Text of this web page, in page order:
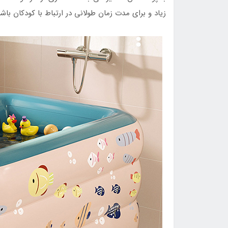
زیاد و برای مدت زمان طولانی در ارتباط با کودکان